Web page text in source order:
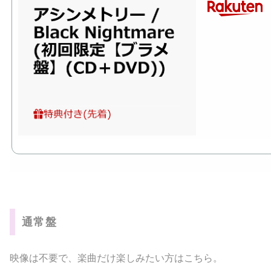
通常盤
映像は不要で、楽曲だけ楽しみたい方はこちら。